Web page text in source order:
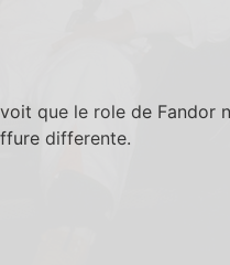
que le role de Fandor
differente.